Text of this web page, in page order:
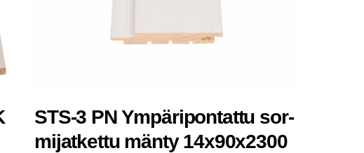
STS‑3 PN Ympä­ri­pon­tat­tu sor­
mi­jat­ket­tu män­ty 14x90x2300